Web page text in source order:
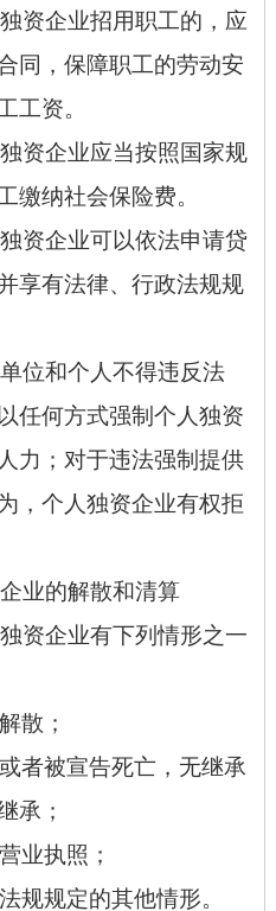
企业招用职工的，应
同，保障职工的劳动安
工资。
企业应当按照国家规
缴纳社会保险费。
企业可以依法申请贷
享有法律、行政法规规
和个人不得违反法
任何方式强制个人独资
力；对于违法强制提供
，个人独资企业有权拒
的解散和清算
企业有下列情形之一
散；
被宣告死亡，无继承
承；
执照；
规定的其他情形。